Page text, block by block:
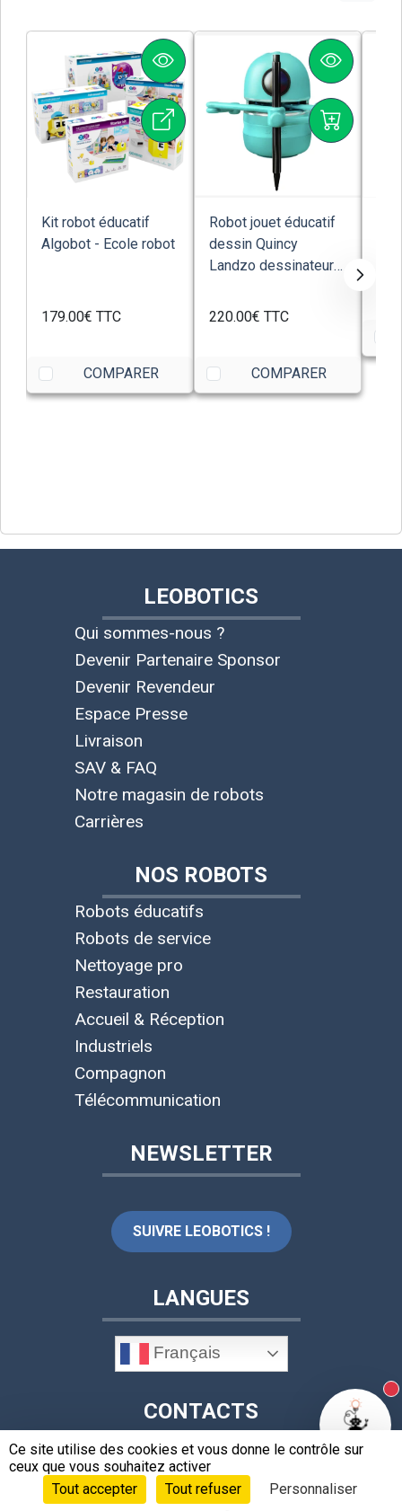
Kit robot éducatif
Algobot - Ecole robot
179.00€ TTC
COMPARER
Robot jouet éducatif
dessin Quincy
Landzo dessinateur
220.00€ TTC
COMPARER
LEOBOTICS
Qui sommes-nous ?
Devenir Partenaire Sponsor
Devenir Revendeur
Espace Presse
Livraison
SAV & FAQ
Notre magasin de robots
Carrières
NOS ROBOTS
Robots éducatifs
Robots de service
Nettoyage pro
Restauration
Accueil & Réception
Industriels
Compagnon
Télécommunication
NEWSLETTER
SUIVRE LEOBOTICS !
LANGUES
Français
CONTACTS
Ce site utilise des cookies et vous donne le contrôle sur
ceux que vous souhaitez activer
Tout accepter
Tout refuser
Personnaliser